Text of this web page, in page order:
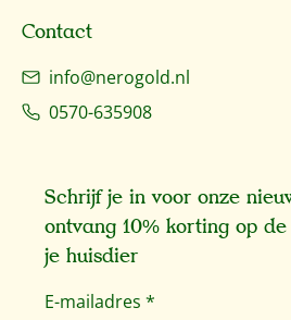
Contact
info@nerogold.nl
0570-635908
Schrijf je in voor onze
ontvang 10% korting op
je huisdier
E-mailadres *